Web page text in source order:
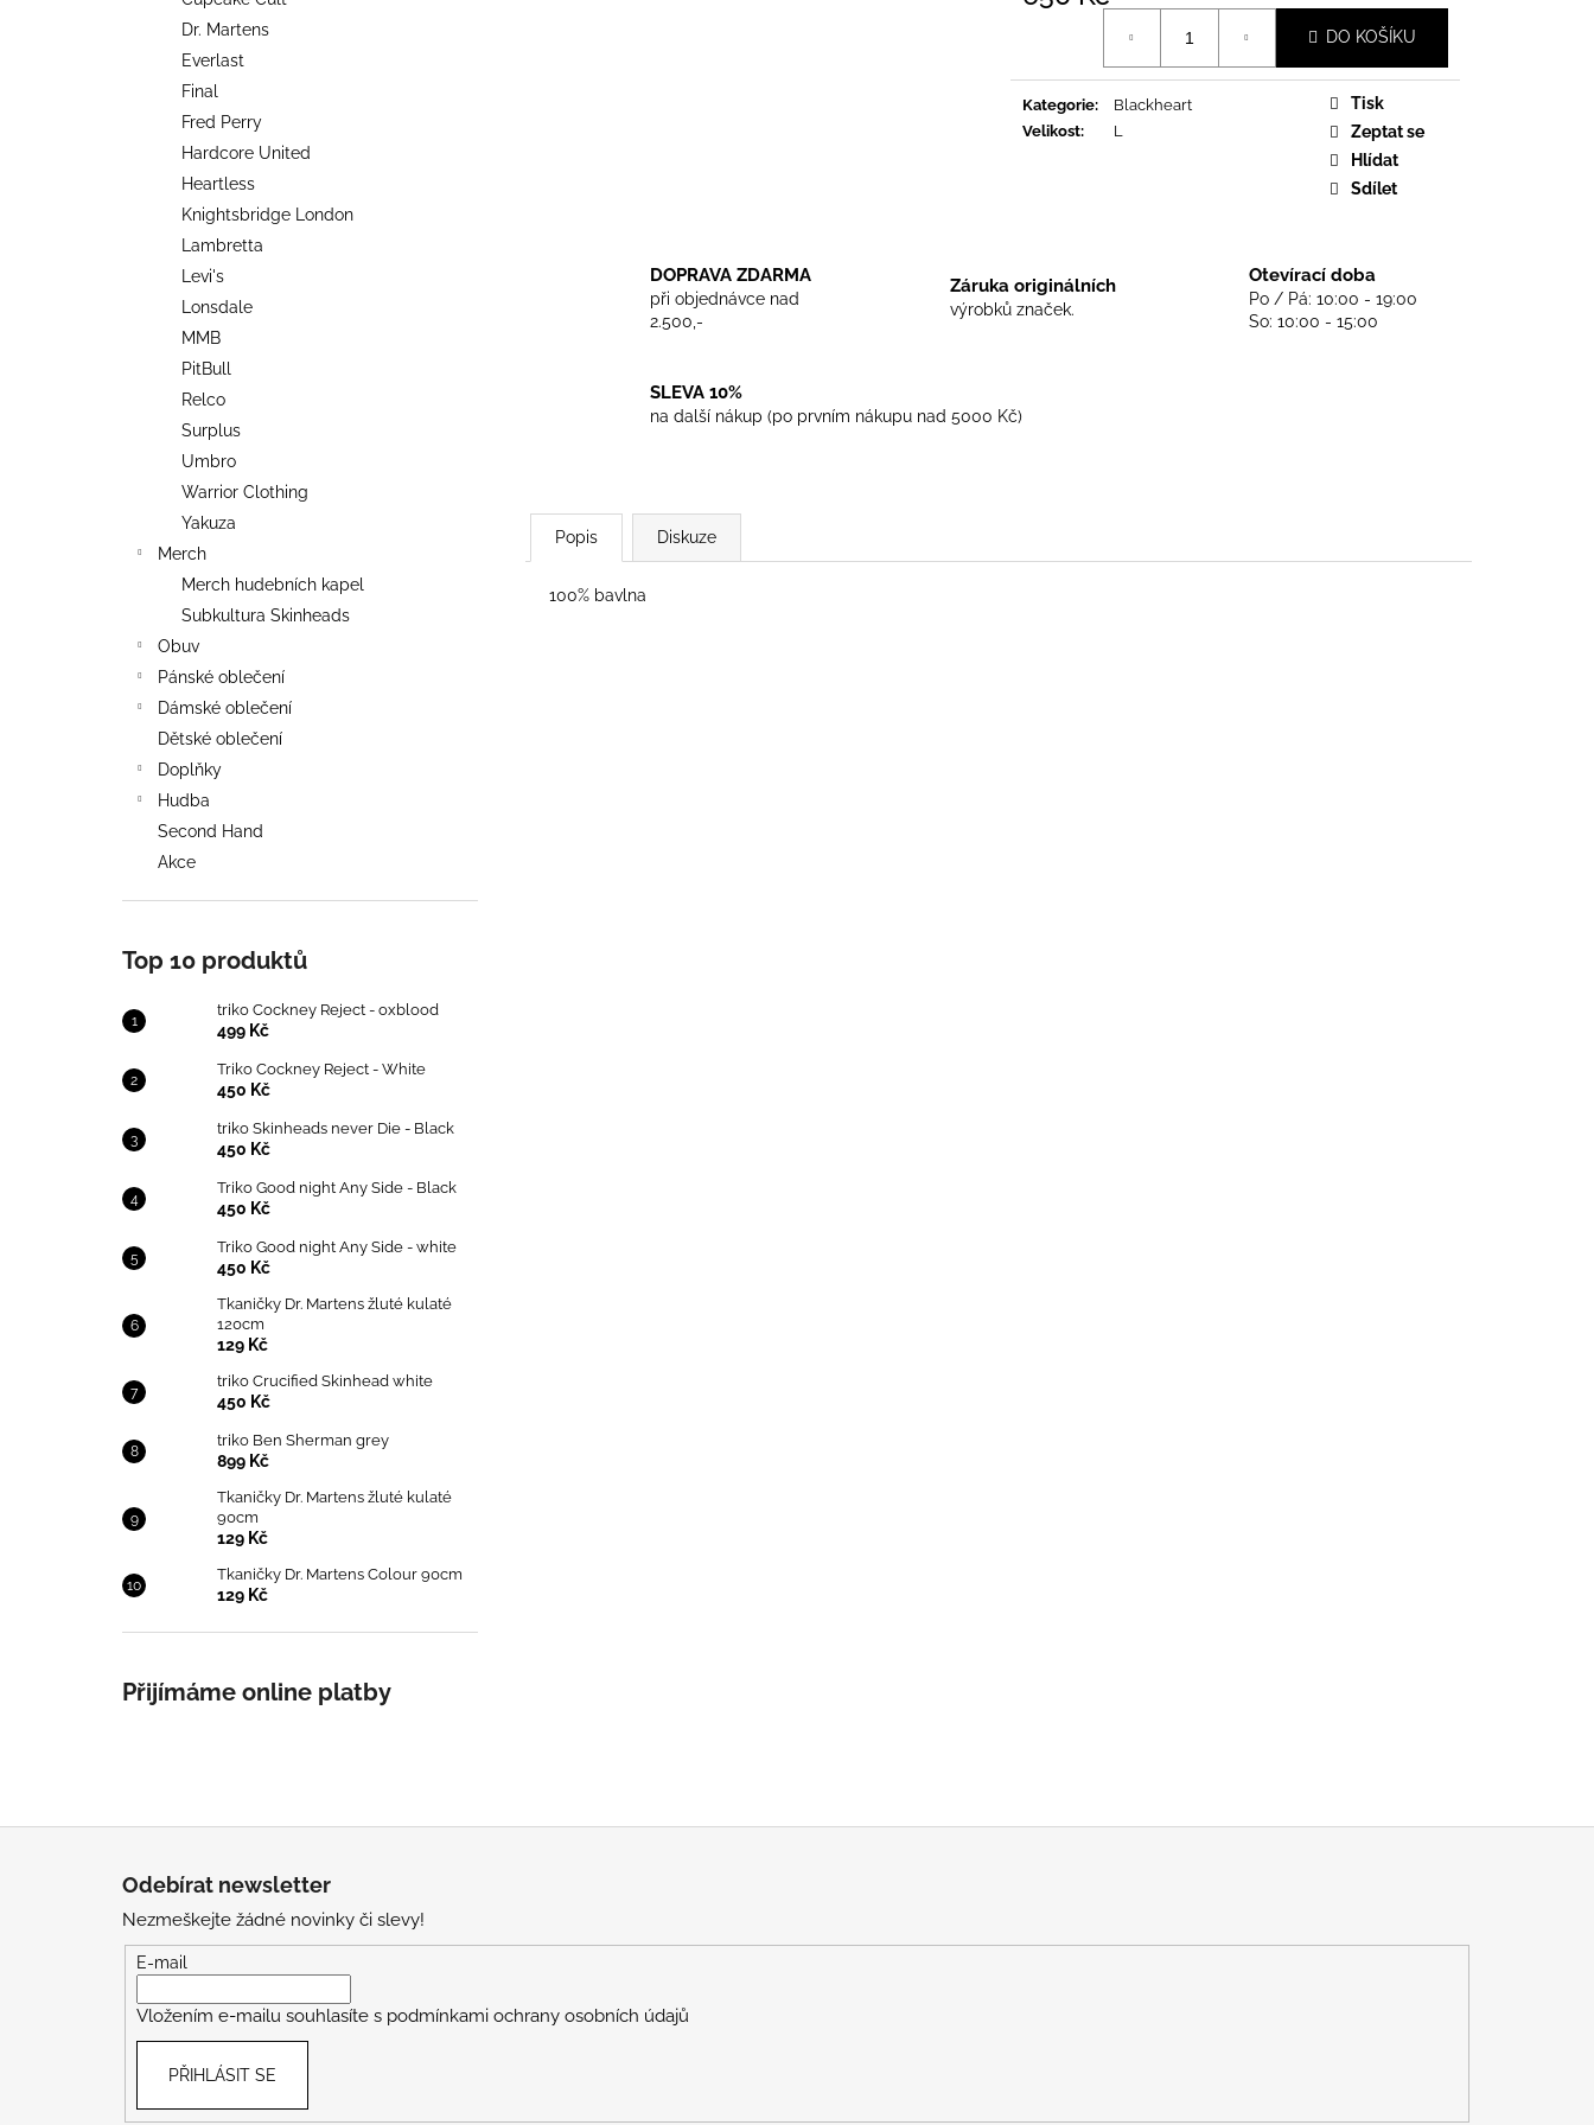
Dr. Martens
Everlast
Final
Fred Perry
Hardcore United
Heartless
Knightsbridge London
Lambretta
Levi's
Lonsdale
MMB
PitBull
Relco
Surplus
Umbro
Warrior Clothing
Yakuza
Merch
Merch hudebních kapel
Subkultura Skinheads
Obuv
Pánské oblečení
Dámské oblečení
Dětské oblečení
Doplňky
Hudba
Second Hand
Akce
Top 10 produktů
triko Cockney Reject - oxblood
499 Kč
Triko Cockney Reject - White
450 Kč
triko Skinheads never Die - Black
450 Kč
Triko Good night Any Side - Black
450 Kč
Triko Good night Any Side - white
450 Kč
Tkaničky Dr. Martens žluté kulaté
120cm
129 Kč
triko Crucified Skinhead white
450 Kč
triko Ben Sherman grey
899 Kč
Tkaničky Dr. Martens žluté kulaté
90cm
129 Kč
Tkaničky Dr. Martens Colour 90cm
129 Kč
Přijímáme online platby
DO KOŠÍKU
Kategorie:
Blackheart
Velikost: L
Tisk
Zeptat se
Hlídat
Sdílet
DOPRAVA ZDARMA
při objednávce nad
2.500,-
Záruka originálních
výrobků značek.
Otevírací doba
Po / Pá: 10:00 - 19:00
So: 10:00 - 15:00
SLEVA 10%
na další nákup (po prvním nákupu nad 5000 Kč)
Popis Diskuze
100% bavlna
TRIKO COCKNEY REJECT - OXBLOOD
499 Kč
TRIKO SKINHEADS NEVER DIE - BLACK
Odebírat newsletter
Nezmeškejte žádné novinky či slevy!
E-mail
Vložením e-mailu souhlasíte s podmínkami ochrany osobních údajů
PŘIHLÁSIT SE